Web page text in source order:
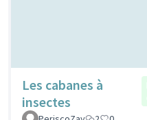
Les cabanes à
insectes